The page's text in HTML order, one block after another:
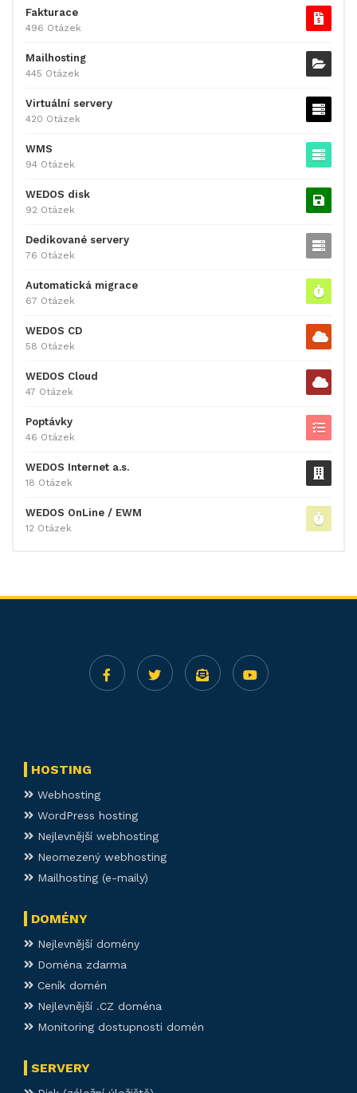
Fakturace
496 Otázek
Mailhosting
445 Otázek
Virtuální servery
420 Otázek
WMS
94 Otázek
WEDOS disk
92 Otázek
Dedikované servery
76 Otázek
Automatická migrace
67 Otázek
WEDOS CD
58 Otázek
WEDOS Cloud
47 Otázek
Poptávky
46 Otázek
WEDOS Internet a.s.
18 Otázek
WEDOS OnLine / EWM
12 Otázek
HOSTING
Webhosting
WordPress hosting
Nejlevnější webhosting
Neomezený webhosting
Mailhosting (e-maily)
DOMÉNY
Nejlevnější domény
Doména zdarma
Ceník domén
Nejlevnější .CZ doména
Monitoring dostupnosti domén
SERVERY